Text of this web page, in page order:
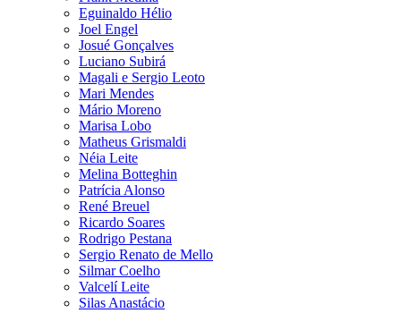
Eguinaldo Hélio
Joel Engel
Josué Gonçalves
Luciano Subirá
Magali e Sergio Leoto
Mari Mendes
Mário Moreno
Marisa Lobo
Matheus Grismaldi
Néia Leite
Melina Botteghin
Patrícia Alonso
René Breuel
Ricardo Soares
Rodrigo Pestana
Sergio Renato de Mello
Silmar Coelho
Valcelí Leite
Silas Anastácio